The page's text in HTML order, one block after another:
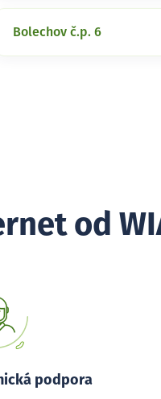
Bolechov č.p. 6
od
podpora